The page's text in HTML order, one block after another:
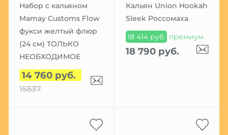
Набор с кальяном
Mamay Customs Flow
фукси желтый флюр
(24 см) ТОЛЬКО
НЕОБХОДИМОЕ
14 760 руб.
15537
Кальян Union Hookah
Sleek Россомаха
18 414 руб. премиум
18 790 руб.